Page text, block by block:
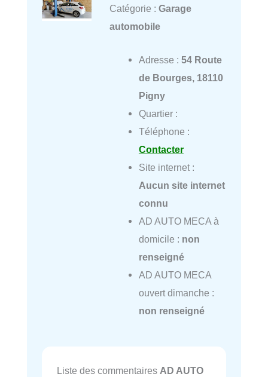
Catégorie : Garage
automobile
Adresse : 54 Route
de Bourges, 18110
Pigny
Quartier :
Téléphone :
Contacter
Site internet :
Aucun site internet
connu
AD AUTO MECA à
domicile : non
renseigné
AD AUTO MECA
ouvert dimanche :
non renseigné
Liste des commentaires AD AUTO